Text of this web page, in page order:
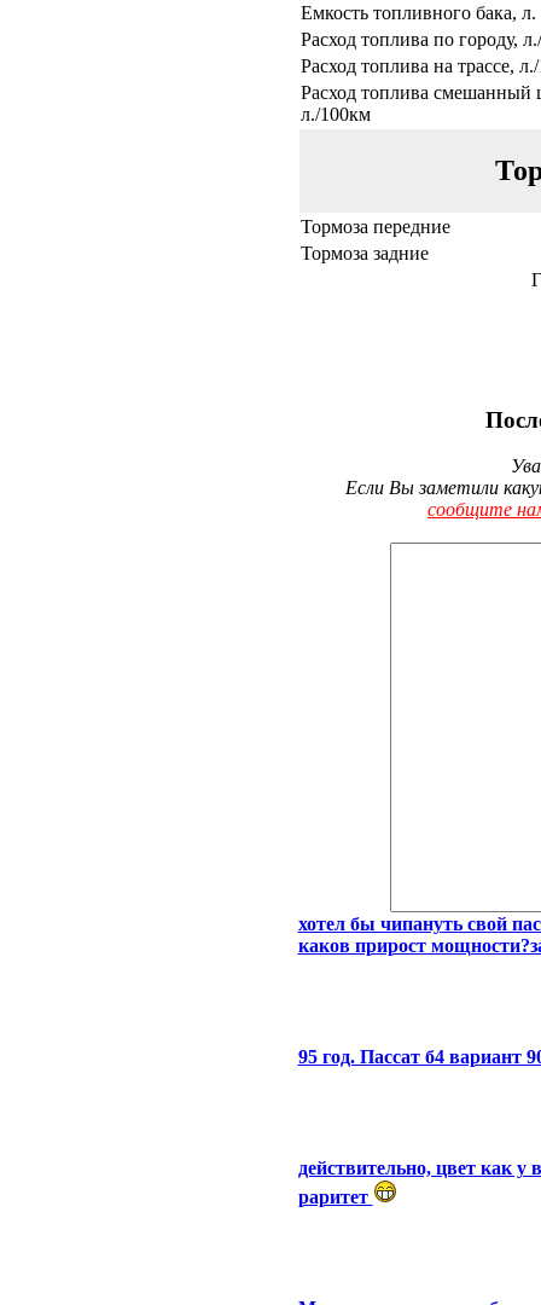
Емкость топливного бака, л.
Расход топлива по городу,
Расход топлива на трассе,
Расход топлива смешанный
л./100км
Тормоза передние
Тормоза задние
Если Вы заметили
сообщите
хотел бы чипануть свой
каков прирост
95 год. Пассат б4 вариант
действительно, цвет как
раритет